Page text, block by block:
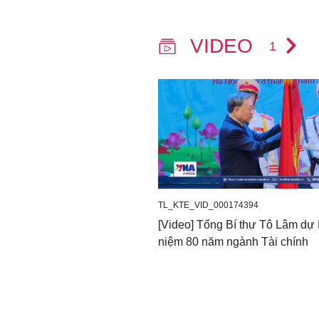
VIDEO 1
TL_KTE_VID_000174394
[Video] Tổng Bí thư Tô Lâm dự
niệm 80 năm ngành Tài chính